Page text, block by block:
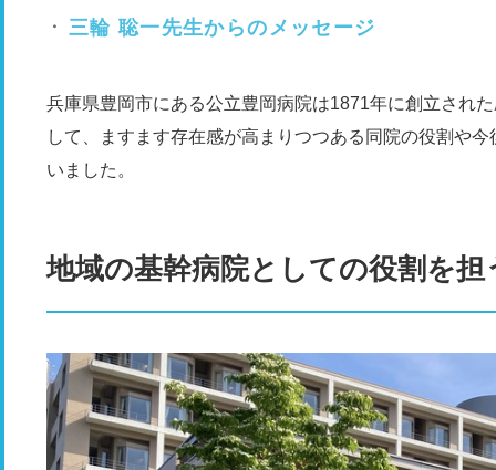
三輪 聡一先生からのメッセージ
兵庫県豊岡市にある公立豊岡病院は1871年に創立され
して、ますます存在感が高まりつつある同院の役割や
いました。
地域の基幹病院としての役割を担